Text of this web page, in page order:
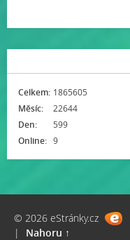
Online: 9
Celkem: 1865605
Měsíc:
22644
Den:
599
© 2026 eStránky.cz
|
Nahoru ↑